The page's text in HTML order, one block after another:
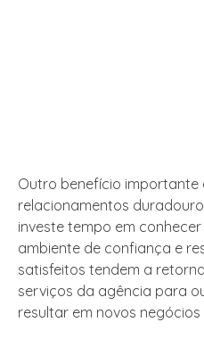
Outro benefício importante
relacionamentos
investe tempo em
ambiente de confiança e
satisfeitos tendem a
serviços da agência para
resultar em novos